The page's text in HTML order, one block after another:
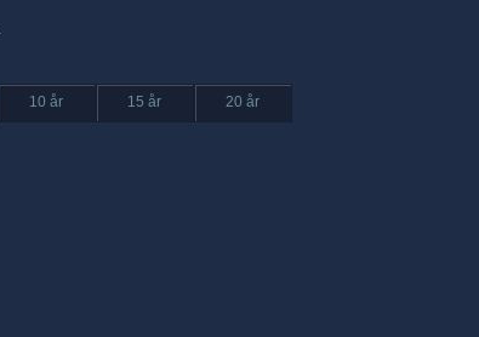
10 år 15 år 20 år